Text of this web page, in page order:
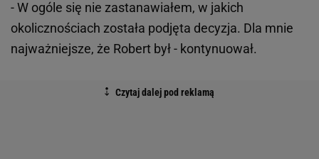
- W ogóle się nie zastanawiałem, w jakich
okolicznościach została podjęta decyzja. Dla mnie
najważniejsze, że Robert był - kontynuował.